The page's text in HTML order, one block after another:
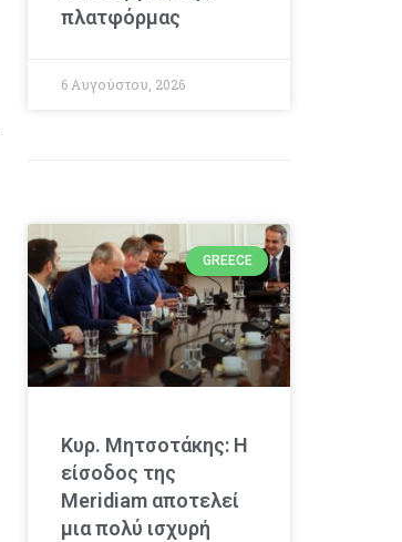
πλατφόρμας
6 Αυγούστου, 2026
GREECE
Κυρ. Μητσοτάκης: Η
είσοδος της
Meridiam αποτελεί
μια πολύ ισχυρή